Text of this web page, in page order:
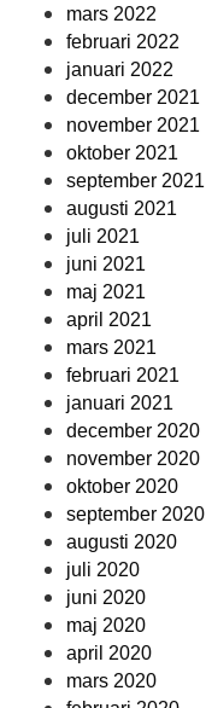
mars 2022
februari 2022
januari 2022
december 2021
november 2021
oktober 2021
september 2021
augusti 2021
juli 2021
juni 2021
maj 2021
april 2021
mars 2021
februari 2021
januari 2021
december 2020
november 2020
oktober 2020
september 2020
augusti 2020
juli 2020
juni 2020
maj 2020
april 2020
mars 2020